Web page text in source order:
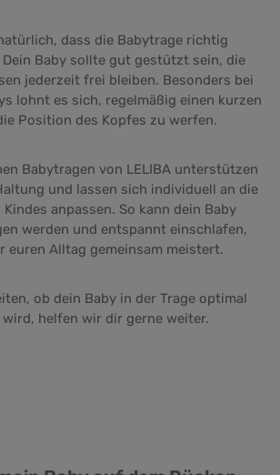
dass die Babytrage richtig
Baby sollte gut gestützt sein, die
jederzeit frei bleiben. Besonders bei
lohnt es sich, regelmäßig einen kurzen
Position des Kopfes zu werfen.
Babytragen von LELIBA unterstützen
und lassen sich individuell an die
Kindes anpassen. So kann dein Baby
werden und entspannt einschlafen,
euren Alltag gemeinsam meistert.
ob dein Baby in der Trage optimal
helfen wir dir gerne weiter.